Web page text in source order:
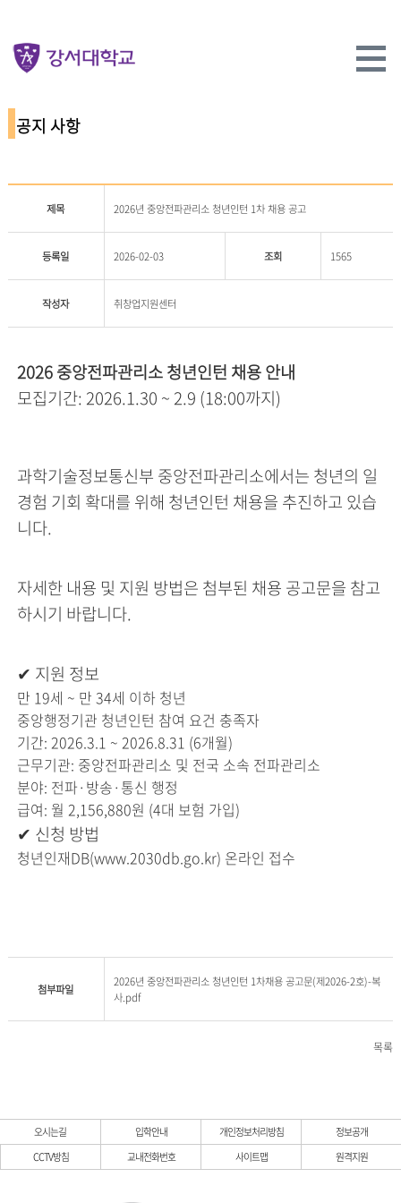
공지 사항
제목 2026년 중앙전파관리소 청년인턴 1차 채용 공고
등록일 2026-02-03 조회 1565
작성자 취창업지원센터
2026 중앙전파관리소 청년인턴 채용 안내
모집기간: 2026.1.30 ~ 2.9 (18:00까지)
과학기술정보통신부 중앙전파관리소에서는 청년의 일
경험 기회 확대를 위해 청년인턴 채용을 추진하고 있습
니다.
자세한 내용 및 지원 방법은 첨부된 채용 공고문을 참고
하시기 바랍니다.
✔ 지원 정보
만 19세 ~ 만 34세 이하 청년
중앙행정기관 청년인턴 참여 요건 충족자
기간: 2026.3.1 ~ 2026.8.31 (6개월)
근무기관: 중앙전파관리소 및 전국 소속 전파관리소
분야: 전파·방송·통신 행정
급여: 월 2,156,880원 (4대 보험 가입)
✔ 신청 방법
청년인재DB(www.2030db.go.kr) 온라인 접수
첨부파일
2026년 중앙전파관리소 청년인턴 1차채용 공고문(제2026-2호)-복
사.pdf
목록
오시는길 입학안내 개인정보처리방침
정보공개
CCTV방침
교내전화번호 사이트맵 원격지원